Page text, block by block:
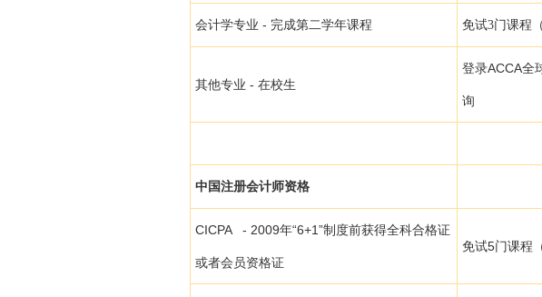
会计学专业 - 完成第二学年课程 免试3门课程
其他专业 - 在校生
登录ACCA全
询
中国注册会计师资格
CICPA - 2009年“6+1”制度前获得全科合格证
或者会员资格证
免试5门课程